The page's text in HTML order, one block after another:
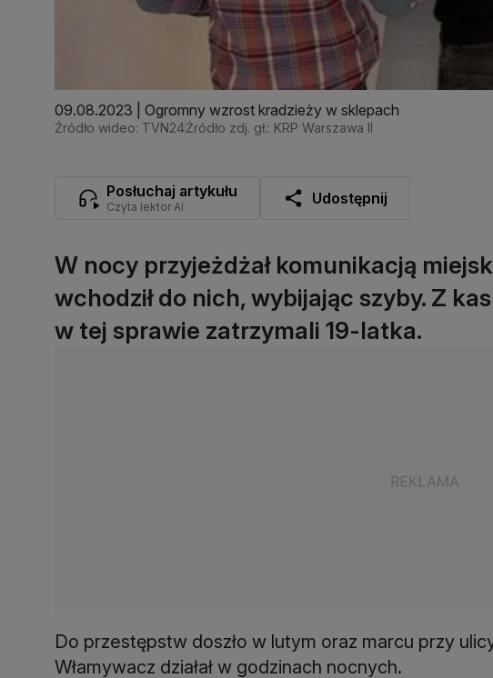
09.08.2023 | Ogromny wzrost kradzieży w sklepach
Źródło wideo: TVN24Źródło zdj. gł.: KRP Warszawa II
Posłuchaj artykułu
Czyta lektor AI Udostępnij
W nocy przyjeżdżał komunikacją
wchodził do nich, wybijając szyby. Z
w tej sprawie zatrzymali 19-latka.
Do przestępstw doszło w lutym oraz marcu przy
Włamywacz działał w godzinach nocnych.